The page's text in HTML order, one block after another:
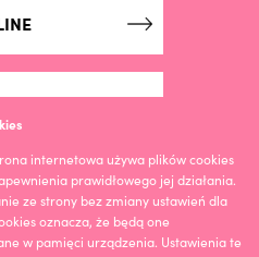
DESIGN BY ROOGMEDIA
internetowa używa plików cookies
prawidłowego jej działania.
ze strony bez zmiany ustawień dla
oznacza, że będą one
w pamięci urządzenia. Ustawienia te